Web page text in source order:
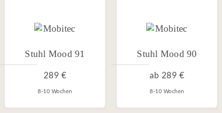
Stuhl Mood 91
289 €
8-10 Wochen
Stuhl Mood 90
ab 289 €
8-10 Wochen